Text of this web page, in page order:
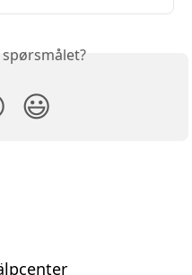
😃